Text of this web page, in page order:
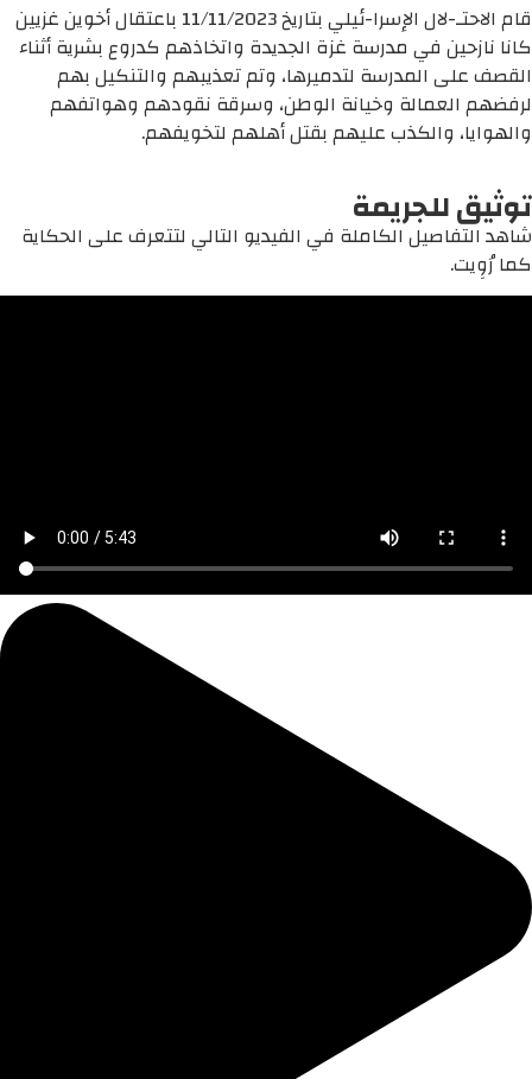
قام الاحتـ-لال الإسرا-ئيلي بتاريخ 11/11/2023 باعتقال أخوين غزيين
كانا نازحين في مدرسة غزة الجديدة واتخاذهم كدروع بشرية أثناء
القصف على المدرسة لتدميرها، وتم تعذيبهم والتنكيل بهم
لرفضهم العمالة وخيانة الوطن، وسرقة نقودهم وهواتفهم
والهوايا، والكذب عليهم بقتل أهلهم لتخويفهم.
توثيق للجريمة
شاهد التفاصيل الكاملة في الفيديو التالي لتتعرف على الحكاية
كما رُوِيت.